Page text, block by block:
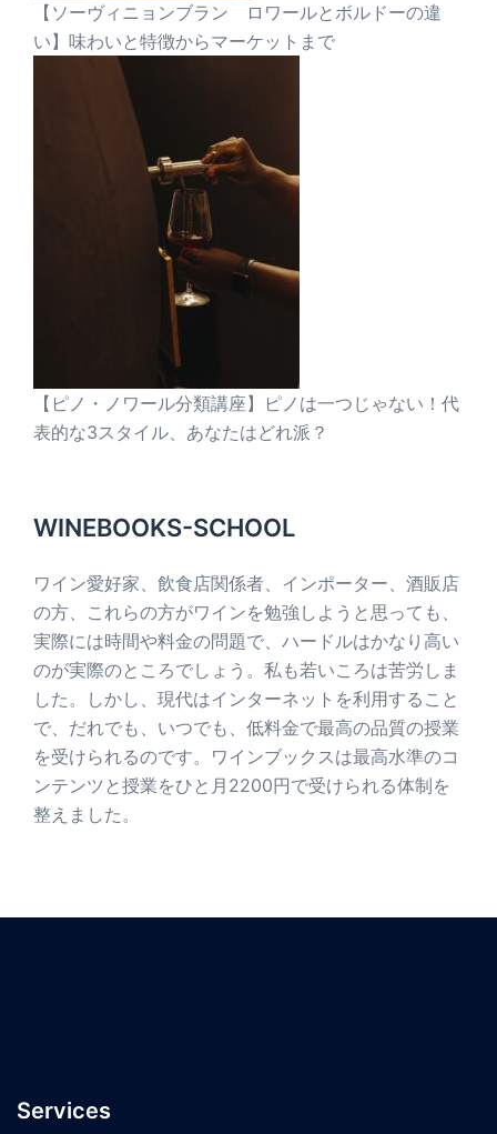
【ソーヴィニョンブラン ロワールとボルドーの違
い】味わいと特徴からマーケットまで
【ピノ・ノワール分類講座】ピノは一つじゃない！代
表的な3スタイル、あなたはどれ派？
WINEBOOKS-SCHOOL
ワイン愛好家、飲食店関係者、インポーター、酒販店
の方、これらの方がワインを勉強しようと思っても、
実際には時間や料金の問題で、ハードルはかなり高い
のが実際のところでしょう。私も若いころは苦労しま
した。しかし、現代はインターネットを利用すること
で、だれでも、いつでも、低料金で最高の品質の授業
を受けられるのです。ワインブックスは最高水準のコ
ンテンツと授業をひと月2200円で受けられる体制を
整えました。
Services